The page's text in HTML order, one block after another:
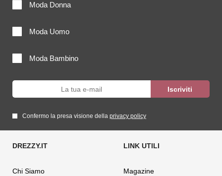
Moda Donna
Moda Uomo
Moda Bambino
Confermo la presa visione della privacy policy
Chi Siamo Magazine